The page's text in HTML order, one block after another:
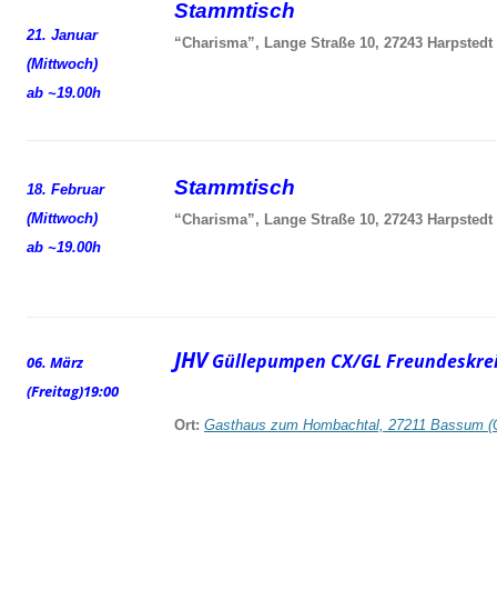
21. Januar
(Mittwoch)
ab ~19.00h
Stammtisch
“Charisma”, Lange Straße 10, 27243 Harpstedt
18. Februar
(Mittwoch)
ab ~19.00h
Stammtisch
“Charisma”, Lange Straße 10, 27243 Harpstedt
06. März
(Freitag)19:00
JHV Güllepumpen CX/GL
Ort: Gasthaus zum Hombachtal, 27211 Bassum